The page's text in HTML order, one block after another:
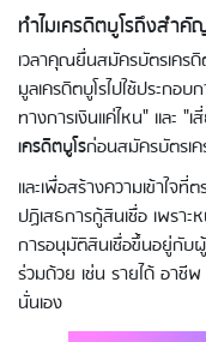
ทำไมเครดิตบูโรถึงสำ
เวลาคุณยื่นสมัครบัตรเคร
มูลเครดิตบูโรไปใช้ประกอ
ทางการเงินแค่ไหน" และ "
เครดิตบูโรก่อนสมัครบัตรเค
และเพื่อสร้างความเข้าใจ
ปฏิเสธการกู้สินเชื่อ เพรา
การอนุมัติสินเชื่อขึ้นอยู่กับ
ร่วมด้วย เช่น รายได้ อาชี
นั่นเอง